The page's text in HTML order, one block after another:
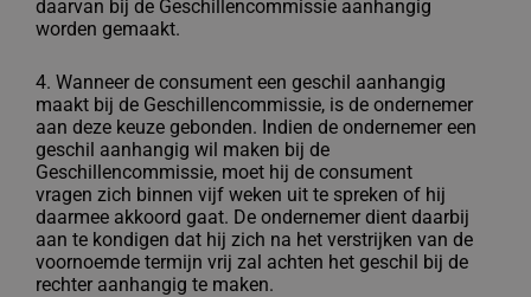
daarvan bij de Geschillencommissie aanhangig
worden gemaakt.
4. Wanneer de consument een geschil aanhangig
maakt bij de Geschillencommissie, is de ondernemer
aan deze keuze gebonden. Indien de ondernemer een
geschil aanhangig wil maken bij de
Geschillencommissie, moet hij de consument
vragen zich binnen vijf weken uit te spreken of hij
daarmee akkoord gaat. De ondernemer dient daarbij
aan te kondigen dat hij zich na het verstrijken van de
voornoemde termijn vrij zal achten het geschil bij de
rechter aanhangig te maken.